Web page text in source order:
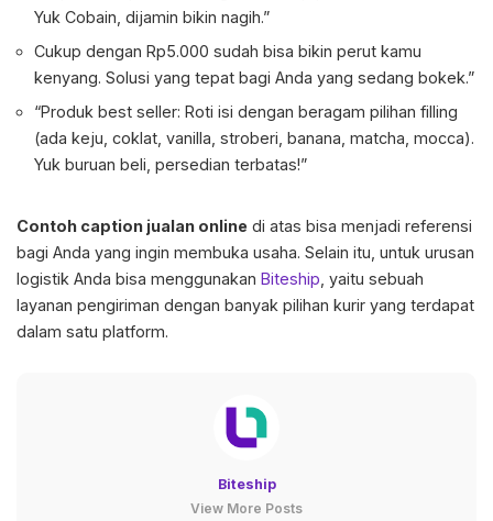
Yuk Cobain, dijamin bikin nagih.”
Cukup dengan Rp5.000 sudah bisa bikin perut kamu
kenyang. Solusi yang tepat bagi Anda yang sedang bokek.”
“Produk best seller: Roti isi dengan beragam pilihan filling
(ada keju, coklat, vanilla, stroberi, banana, matcha, mocca).
Yuk buruan beli, persedian terbatas!”
Contoh caption jualan online di atas bisa menjadi referensi
bagi Anda yang ingin membuka usaha. Selain itu, untuk urusan
logistik Anda bisa menggunakan Biteship , yaitu sebuah
layanan pengiriman dengan banyak pilihan kurir yang terdapat
dalam satu platform.
Biteship
View More Posts